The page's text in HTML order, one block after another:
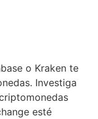
o Kraken te
Investiga
esté